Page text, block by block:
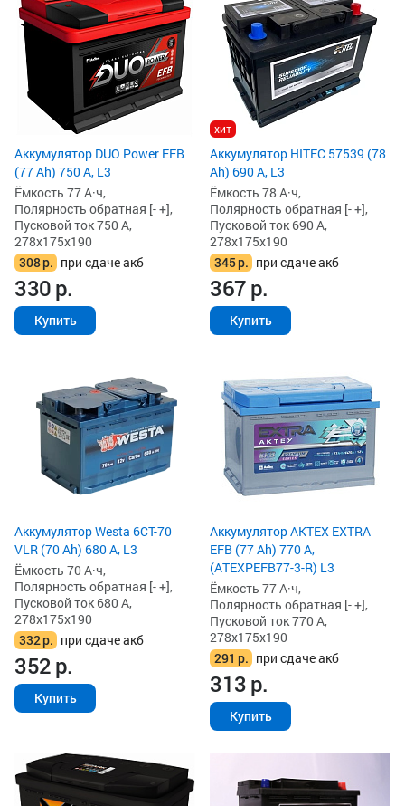
Аккумулятор DUO Power EFB
(77 Ah) 750 А, L3
Ёмкость 77 А·ч,
Полярность обратная [- +],
Пусковой ток 750 А,
278x175x190
308р. при сдаче акб
330р.
Купить
хит
Аккумулятор HITEC 57539 (78
Ah) 690 А, L3
Ёмкость 78 А·ч,
Полярность обратная [- +],
Пусковой ток 690 А,
278x175x190
345р. при сдаче акб
367р.
Купить
Аккумулятор Westa 6СТ-70
VLR (70 Ah) 680 А, L3
Ёмкость 70 А·ч,
Полярность обратная [- +],
Пусковой ток 680 А,
278x175x190
332р. при сдаче акб
352р.
Купить
Аккумулятор AKTEX EXTRA
EFB (77 Ah) 770 А,
(ATEXPEFB77-3-R) L3
Ёмкость 77 А·ч,
Полярность обратная [- +],
Пусковой ток 770 А,
278x175x190
291 р. при сдаче акб
313р.
Купить